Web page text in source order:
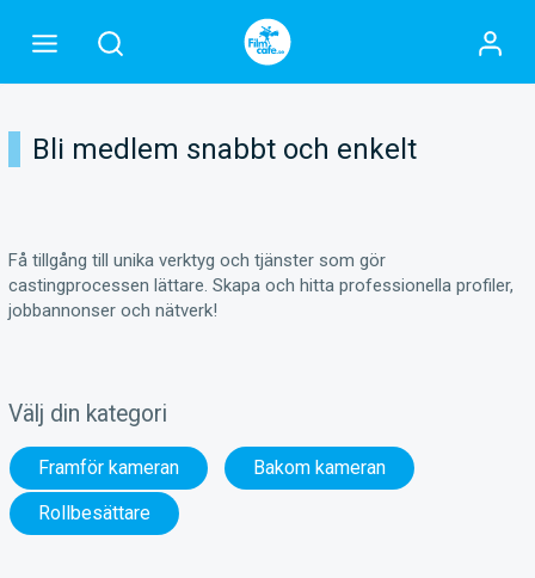
Bli medlem snabbt och enkelt
Få tillgång till unika verktyg och tjänster som gör
castingprocessen lättare. Skapa och hitta professionella profiler,
jobbannonser och nätverk!
Välj din kategori
Framför kameran
Bakom kameran
Rollbesättare